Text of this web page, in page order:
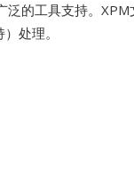
泛的工具支持。
处理。